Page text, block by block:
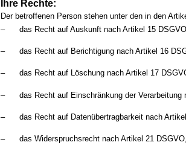
Ihre Rechte:
Der betroffenen Person stehen unter den in den
‒ das Recht auf Auskunft nach Artikel 15
‒ das Recht auf Berichtigung nach Artikel 16
‒ das Recht auf Löschung nach Artikel 17
‒ das Recht auf Einschränkung der Verarbeitung
‒ das Recht auf Datenübertragbarkeit nach
‒ das Widerspruchsrecht nach Artikel 21